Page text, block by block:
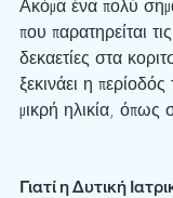
Ακόμα ένα πολύ
που παρατηρείται
δεκαετίες στα
ξεκινάει η
μικρή ηλικία, όπως
Γιατί η Δυτική